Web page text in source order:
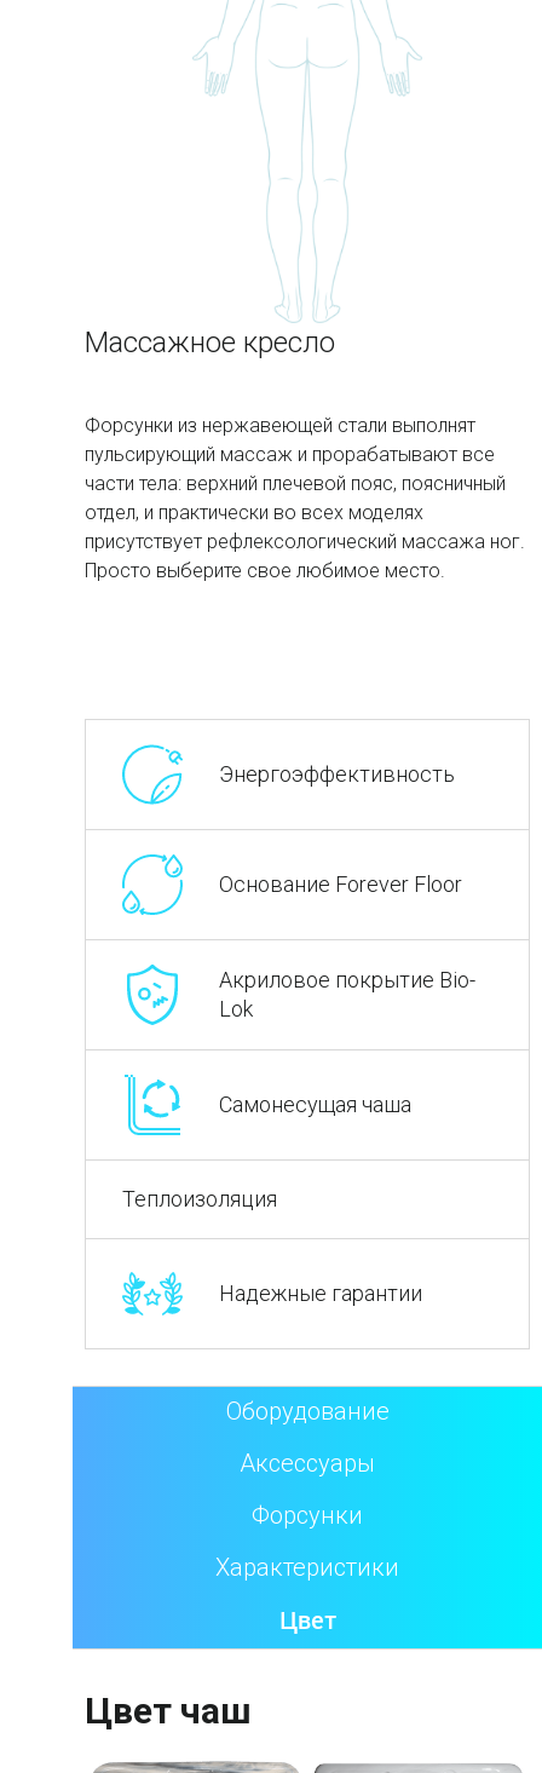
Массажное кресло
Форсунки из нержавеющей стали выполнят
пульсирующий массаж и прорабатывают все
части тела: верхний плечевой пояс, поясничный
отдел, и практически во всех моделях
присутствует рефлексологический массажа ног.
Просто выберите свое любимое место.
Энергоэффективность
Основание Forever Floor
Акриловое покрытие Bio-
Lok
Самонесущая чаша
Теплоизоляция
Надежные гарантии
Оборудование
Аксессуары
Форсунки
Характеристики
Цвет
Цвет чаш